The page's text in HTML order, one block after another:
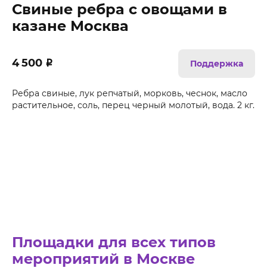
Свиные ребра с овощами в
казане Москва
4 500 ₽ Поддержка
Ребра свиные, лук репчатый, морковь, чеснок, масло
растительное, соль, перец черный молотый, вода. 2 кг.
Площадки для всех типов
мероприятий в Москве